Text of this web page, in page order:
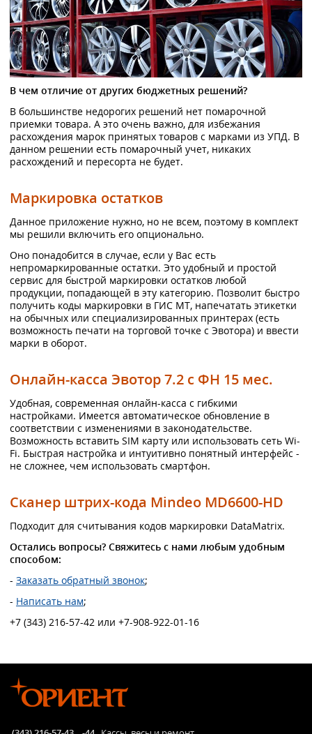
В чем отличие от других бюджетных решений?
В большинстве недорогих решений нет помарочной
приемки товара. А это очень важно, для избежания
расхождения марок принятых товаров с марками из УПД. В
данном решении есть помарочный учет, никаких
расхождений и пересорта не будет.
Маркировка остатков
Данное приложение нужно, но не всем, поэтому в комплект
мы решили включить его опционально.
Оно понадобится в случае, если у Вас есть
непромаркированные остатки. Это удобный и простой
сервис для быстрой маркировки остатков любой
продукции, попадающей в эту категорию. Позволит быстро
получить коды маркировки в ГИС МТ, напечатать этикетки
на обычных или специализированных принтерах (есть
возможность печати на торговой точке с Эвотора) и ввести
марки в оборот.
Онлайн-касса Эвотор 7.2 с ФН 15 мес.
Удобная, современная онлайн-касса с гибкими
настройками. Имеется автоматическое обновление в
соответствии с изменениями в законодательстве.
Возможность вставить SIM карту или использовать сеть Wi-
Fi. Быстрая настройка и интуитивно понятный интерфейс -
не сложнее, чем использовать смартфон.
Сканер штрих-кода Mindeo MD6600-HD
Подходит для считывания кодов маркировки DataMatrix.
Остались вопросы? Свяжитесь с нами любым удобным
способом:
- Заказать обратный звонок;
- Написать нам;
+7 (343) 216-57-42 или +7-908-922-01-16